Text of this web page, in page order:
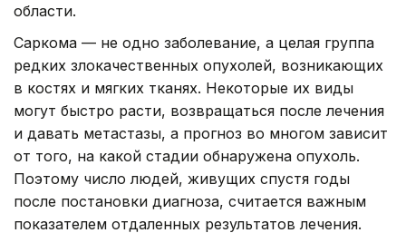
области.
Саркома — не одно заболевание, а целая группа
редких злокачественных опухолей, возникающих
в костях и мягких тканях. Некоторые их виды
могут быстро расти, возвращаться после лечения
и давать метастазы, а прогноз во многом зависит
от того, на какой стадии обнаружена опухоль.
Поэтому число людей, живущих спустя годы
после постановки диагноза, считается важным
показателем отдаленных результатов лечения.